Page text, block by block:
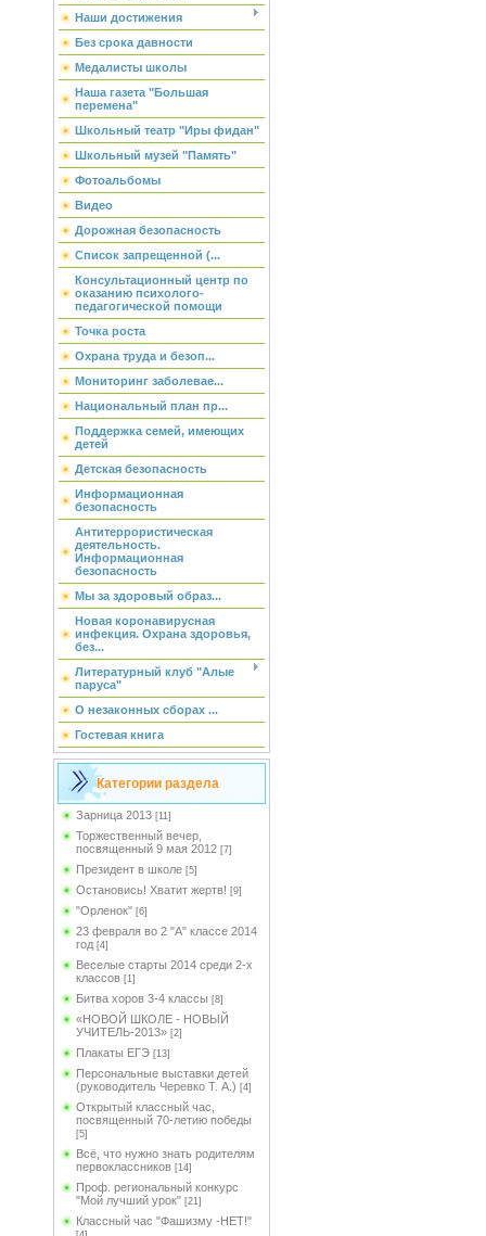
Наши достижения
Без срока давности
Медалисты школы
Наша газета "Большая
перемена"
Школьный театр "Иры фидан"
Школьный музей "Память"
Фотоальбомы
Видео
Дорожная безопасность
Список запрещенной (...
Консультационный центр по
оказанию психолого-
педагогической помощи
Точка роста
Охрана труда и безоп...
Мониторинг заболевае...
Национальный план пр...
Поддержка семей, имеющих
детей
Детская безопасность
Информационная
безопасность
Антитеррористическая
деятельность.
Информационная
безопасность
Мы за здоровый образ...
Новая коронавирусная
инфекция. Охрана здоровья,
без...
Литературный клуб "Алые
паруса"
О незаконных сборах ...
Гостевая книга
Категории раздела
Зарница 2013 [11]
Торжественный вечер,
посвященный 9 мая 2012 [7]
Президент в школе [5]
Остановись! Хватит жертв! [9]
"Орленок" [6]
23 февраля во 2 "А" классе 2014
год [4]
Веселые старты 2014 среди 2-х
классов [1]
Битва хоров 3-4 классы [8]
«НОВОЙ ШКОЛЕ - НОВЫЙ
УЧИТЕЛЬ-2013» [2]
Плакаты ЕГЭ [13]
Персональные выставки детей
(руководитель Черевко Т. А.) [4]
Открытый классный час,
посвященный 70-летию победы
[5]
Всё, что нужно знать родителям
первоклассников [14]
Проф. региональный конкурс
"Мой лучший урок" [21]
Классный час "Фашизму -НЕТ!"